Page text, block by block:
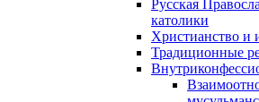
Русская
католики
Христианство и
Традиционные